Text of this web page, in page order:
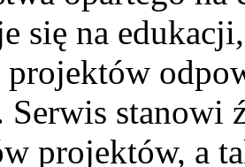
się na
Serwis stanowi
projektów, a